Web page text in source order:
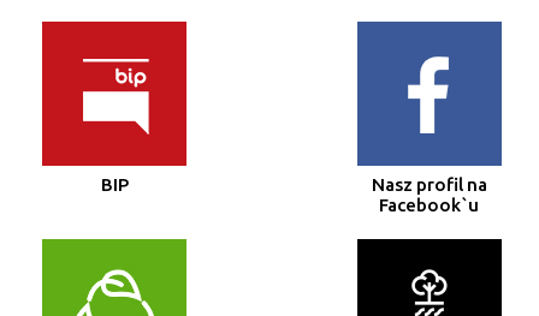
BIP
Nasz profil na
Facebook`u